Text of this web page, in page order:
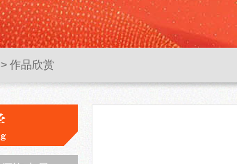
> 作品欣赏